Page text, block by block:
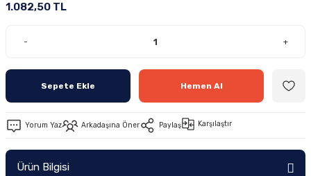
1.082,50 TL
- +
Sepete Ekle Hemen Al
Yorum Yaz Arkadaşına Öner Paylaş Karşılaştır
Ürün Bilgisi